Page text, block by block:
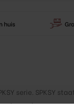
huis
serie. SPKSY
werden